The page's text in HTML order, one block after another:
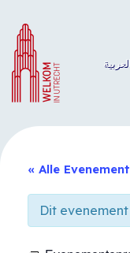
naar
de
inhoud
« Alle
Dit